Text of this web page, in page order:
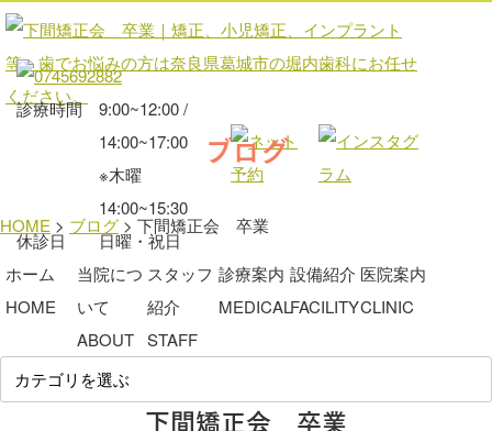
診療時間
9:00~12:00 /
14:00~17:00
※木曜
14:00~15:30
休診日
日曜・祝日
ホーム
HOME
当院につ
いて
ABOUT
スタッフ
紹介
STAFF
診療案内
MEDICAL
設備紹介
FACILITY
医院案内
CLINIC
ブログ
HOME > ブログ > 下間矯正会 卒業
下間矯正会 卒業